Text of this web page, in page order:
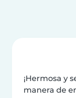
¡Hermosa y
manera de